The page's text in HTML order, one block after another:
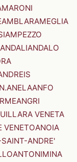
AMBLARAMEGLIA
AMPEZZO
ANDALIANDALO
ANELAANFO
ANGRI
VENETA
VENETOANOIA
ANDRE'
ANTONIMINA